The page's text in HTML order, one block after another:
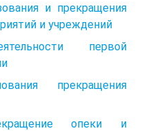
и прекращения
и учреждений
первой
прекращения
опеки и